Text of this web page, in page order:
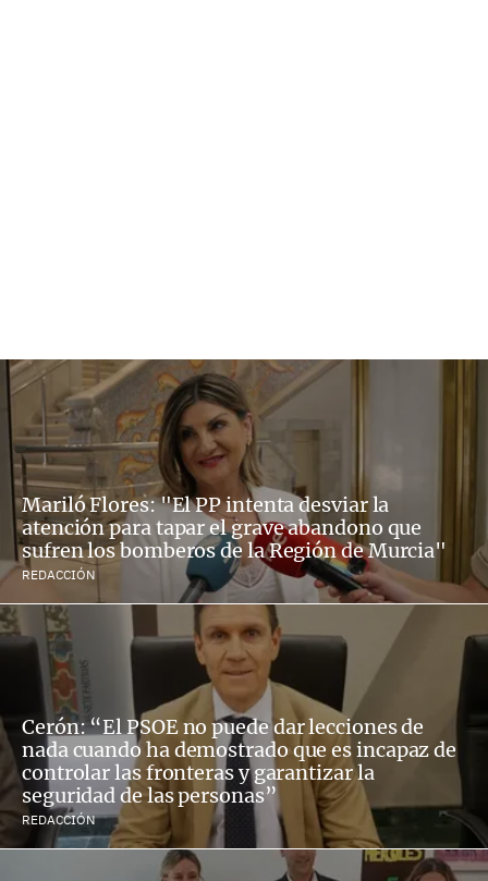
Mariló Flores: "El PP intenta desviar la
atención para tapar el grave abandono que
sufren los bomberos de la Región de Murcia"
REDACCIÓN
Cerón: “El PSOE no puede dar lecciones de
nada cuando ha demostrado que es incapaz de
controlar las fronteras y garantizar la
seguridad de las personas”
REDACCIÓN